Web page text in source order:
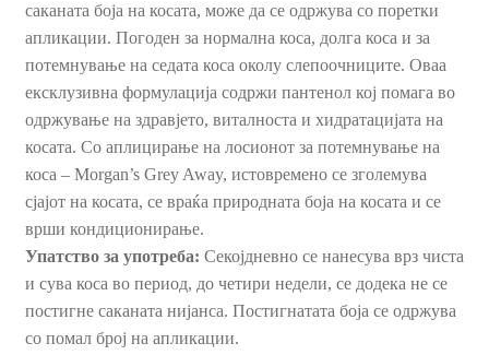
саканата боја на косата, може да се одржува со поретки
апликации. Погоден за нормална коса, долга коса и за
потемнување на седата коса околу слепоочниците. Оваа
ексклузивна формулација содржи пантенол кој помага во
одржување на здравјето, виталноста и хидратацијата на
косата. Со аплицирање на лосионот за потемнување на
коса – Morgan’s Grey Away, истовремено се зголемува
сјајот на косата, се враќа природната боја на косата и се
врши кондиционирање.
Упатство за употреба: Секојдневно се нанесува врз чиста
и сува коса во период, до четири недели, се додека не се
постигне саканата нијанса. Постигнатата боја се одржува
со помал број на апликации.